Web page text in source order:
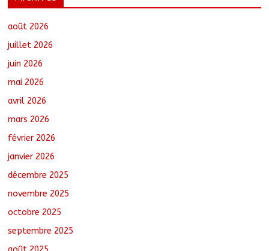
au marché moderne
août 2026
juillet 2026
juin 2026
mai 2026
avril 2026
mars 2026
février 2026
janvier 2026
décembre 2025
novembre 2025
octobre 2025
septembre 2025